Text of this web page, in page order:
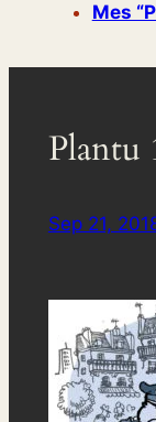
Mes
Plantu
Sep 21,